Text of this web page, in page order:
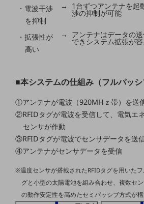
ビジネス向けスマートフォン
タフネススマートフォン
データ通信製品
5G対応ホームルーター
通信モジュール製品
衛星携帯電話
IOT完了済みメーカーブランド製品
料金
ドコモBiz データ無制限 ドコモ MAX ドコモ
ケータイプラン
・電波干渉
を抑制
→ 1台ずつアンテナを起
渉の抑制が可能
・拡張性が
高い
→ アンテナはデータの
できシステム拡張が
■本システムの仕組み（フルパッシ
①アンテナが電波（920MHｚ帯）を送
②RFIDタグが電波を受信して、電気エ
センサが作動
③RFIDタグが電波でセンサデータを送
④アンテナがセンサデータを受信
※温度センサが搭載されたRFIDタグを用いた
グと小型の太陽電池を組み合わせ、複数セ
の動作安定性を高めたセミパッシブ方式が構